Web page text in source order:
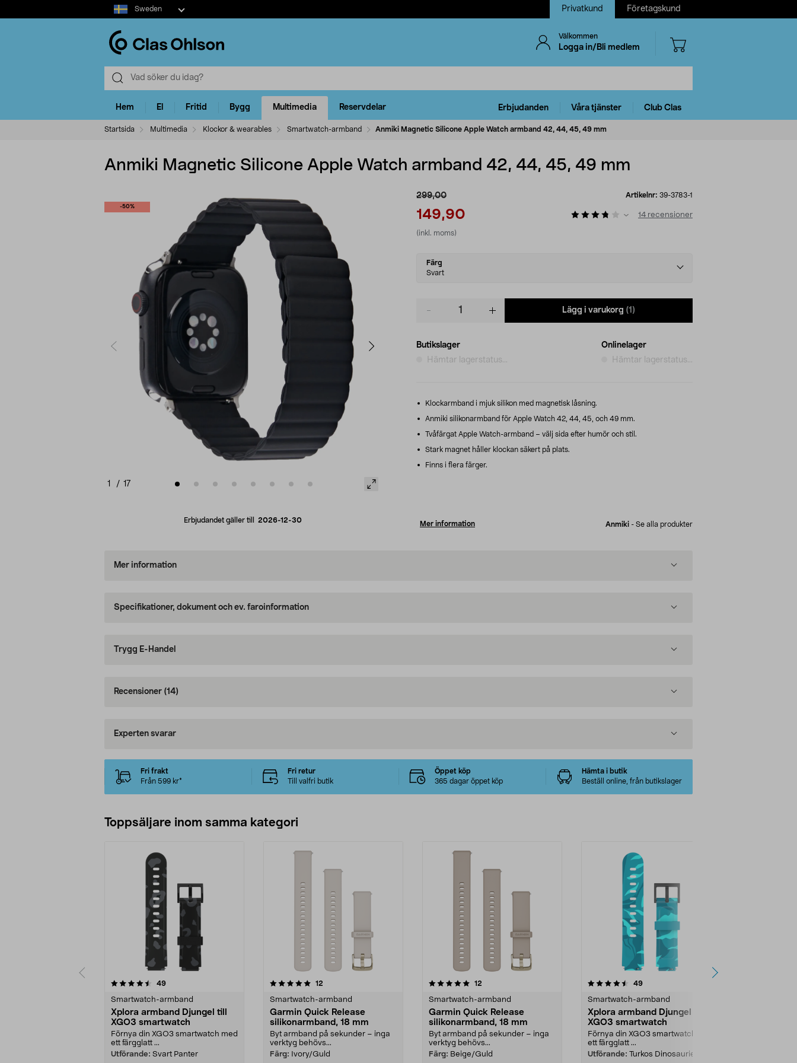
Select
market
Sweden Privatkund Företagskund
Välkommen
Logga in/Bli medlem
Hem El Fritid Bygg Multimedia Reservdelar Erbjudanden Våra tjänster Club Clas
Startsida Multimedia Klockor & wearables Smartwatch-armband Anmiki Magnetic Silicone Apple Watch armband 42, 44, 45, 49 mm
Anmiki Magnetic Silicone Apple Watch armband 42, 44, 45, 49 mm
-50%
1 / 17
Erbjudandet gäller till 2026-12-30
299,00
149,90
(inkl. moms)
Artikelnr: 39-3783-1
14 recensioner
Select
variant
Färg
Svart
Lägg i varukorg (1)
Butikslager
Hämtar lagerstatus...
Onlinelager
Hämtar lagerstatus...
Klockarmband i mjuk silikon med magnetisk låsning.
Anmiki silikonarmband för Apple Watch 42, 44, 45, och 49 mm.
Tvåfärgat Apple Watch-armband – välj sida efter humör och stil.
Stark magnet håller klockan säkert på plats.
Finns i flera färger.
Mer information Anmiki - Se alla produkter
Mer information
Specifikationer, dokument och ev. faroinformation
Trygg E-Handel
Recensioner (14)
Experten svarar
Fri frakt
Från 599 kr*
Fri retur
Till valfri butik
Öppet köp
365 dagar öppet köp
Hämta i butik
Beställ online, från butikslager
Toppsäljare inom samma kategori
49recensioner
Smartwatch-armband
Xplora armband Djungel till
XGO3 smartwatch
Förnya din XGO3 smartwatch med
ett färgglatt ...
Utförande: Svart Panter
5.0 av 5 stjärnor 12
Smartwatch-armband
Garmin Quick Release
silikonarmband, 18 mm
Byt armband på sekunder – inga
verktyg behövs...
Färg:
Ivory/Guld
5.0 av 5 stjärnor 12
Smartwatch-armband
Garmin Quick Release
silikonarmband, 18 mm
Byt armband på sekunder – inga
verktyg behövs...
Färg: Beige/Guld
4.5 av 5 stjärnor 49recensioner
Smartwatch-armband
Xplora armband Djungel till
XGO3 smartwatch
Förnya din XGO3 smartwatch med
ett färgglatt ...
Utförande: Turkos Dinosaurie
4.5 av 5 stjärnor